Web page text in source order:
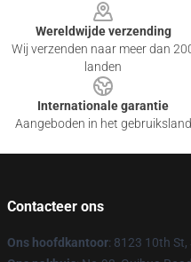
Wereldwijde verzending
Wij verzenden naar meer dan
landen
Internationale garantie
Aangeboden in het gebruiksland
Contacteer ons
Ons hoofdkantoor: 8123 10th St,